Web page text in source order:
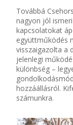
Továbbá
nagyon jól
kapcsolatokat
együttműködés
visszaigazolta a
jelenlegi
különbség –
hozzáállásról.
számunkra.